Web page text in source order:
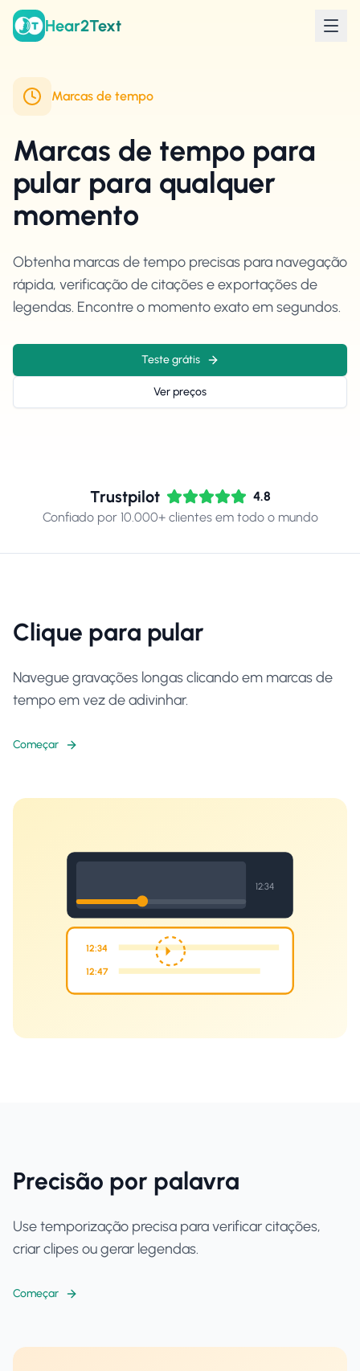
Hear2Text
Marcas de tempo
Marcas de tempo para
pular para qualquer
momento
Obtenha marcas de tempo precisas para navegação
rápida, verificação de citações e exportações de
legendas. Encontre o momento exato em segundos.
Teste grátis
Ver preços
Trustpilot
4.8
Confiado por 10.000+ clientes em todo o mundo
Clique para pular
Navegue gravações longas clicando em marcas de
tempo em vez de adivinhar.
Começar
12:34
12:34
12:47
Precisão por palavra
Use temporização precisa para verificar citações,
criar clipes ou gerar legendas.
Começar